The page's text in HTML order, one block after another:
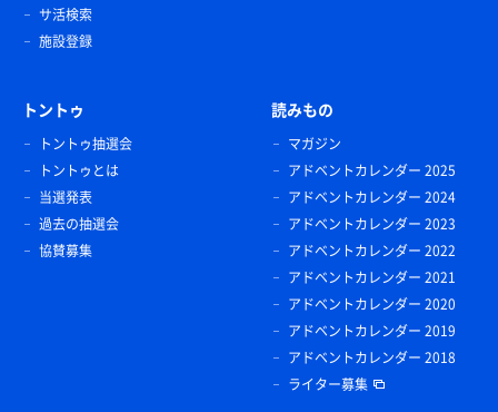
サ活検索
施設登録
トントゥ
トントゥ抽選会
トントゥとは
当選発表
過去の抽選会
協賛募集
読みもの
マガジン
アドベントカレンダー 2025
アドベントカレンダー 2024
アドベントカレンダー 2023
アドベントカレンダー 2022
アドベントカレンダー 2021
アドベントカレンダー 2020
アドベントカレンダー 2019
アドベントカレンダー 2018
ライター募集